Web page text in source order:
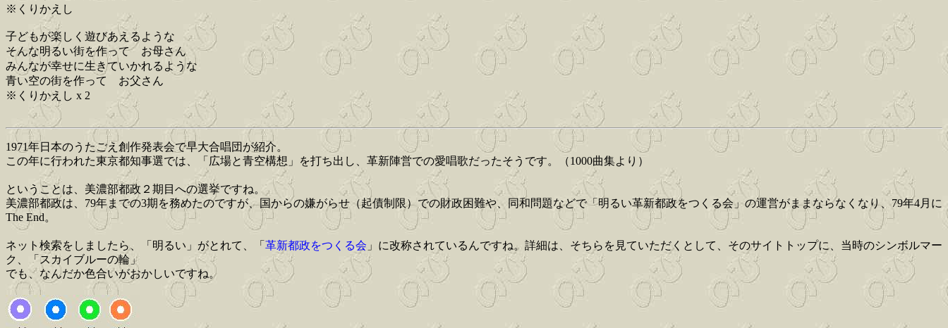
※くりかえし
子どもが楽しく遊びあえるような
そんな明るい街を作って お母さん
みんなが幸せに生きていかれるような
青い空の街を作って お父さん
※くりかえし x 2
1971年日本のうたごえ創作発表会で早大合唱団が紹介。
この年に行われた東京都知事選では、「広場と青空構想」を打ち出し、革新陣営での愛唱歌だったそうです。（1000曲集より）
ということは、美濃部都政２期目への選挙ですね。
美濃部都政は、79年までの3期を務めたのですが、国からの嫌がらせ（起債制限）での財政困難や、同和問題などで「明るい革新都政をつくる会」の運営がままならなくなり、79年4月に
The End。
ネット検索をしましたら、「明るい」がとれて、「 革新都政をつくる会 」に改称されているんですね。詳細は、そちらを見ていただくとして、そのサイトトップに、当時のシンボルマー
ク、「スカイブルーの輪」
でも、なんだか色合いがおかしいですね。